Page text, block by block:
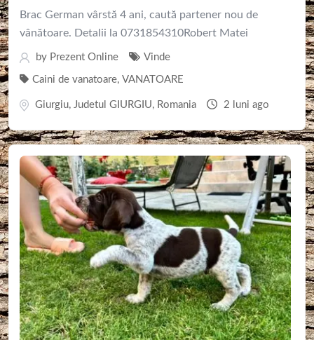
Brac German vârstă 4 ani, caută partener nou de
vânătoare. Detalii la 0731854310Robert Matei
by Prezent Online Vinde
Caini de vanatoare, VANATOARE
Giurgiu, Judetul GIURGIU, Romania 2 luni ago